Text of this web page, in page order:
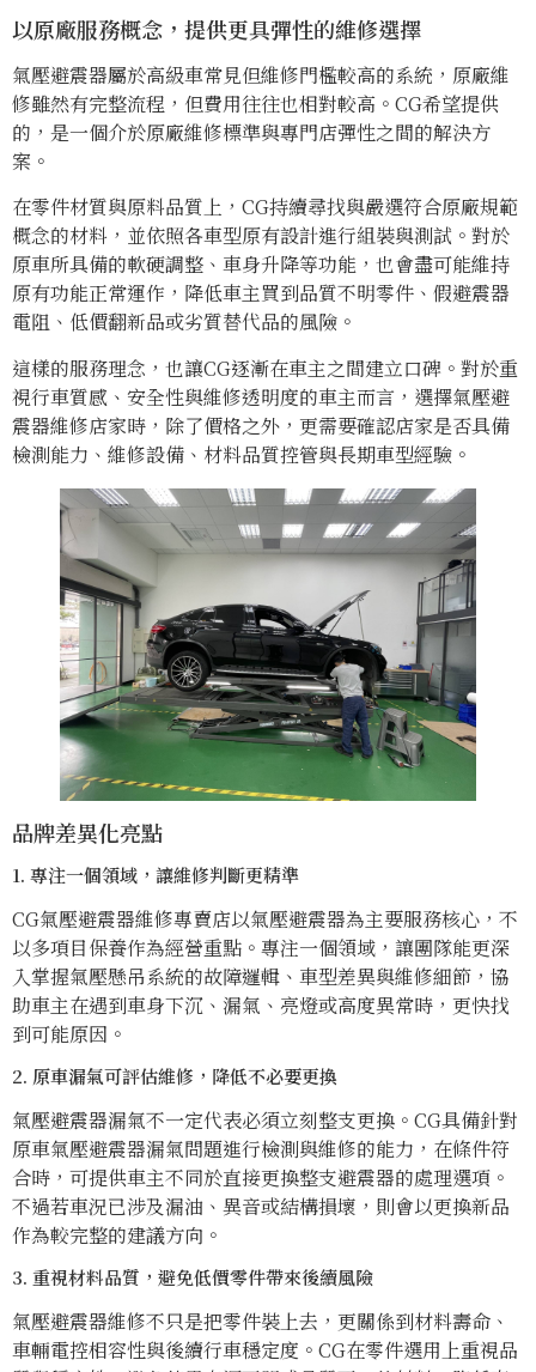
以原廠服務概念，提供更具彈性的維修選擇
氣壓避震器屬於高級車常見但維修門檻較高的系統，原廠維
修雖然有完整流程，但費用往往也相對較高。CG希望提供
的，是一個介於原廠維修標準與專門店彈性之間的解決方
案。
在零件材質與原料品質上，CG持續尋找與嚴選符合原廠規範
概念的材料，並依照各車型原有設計進行組裝與測試。對於
原車所具備的軟硬調整、車身升降等功能，也會盡可能維持
原有功能正常運作，降低車主買到品質不明零件、假避震器
電阻、低價翻新品或劣質替代品的風險。
這樣的服務理念，也讓CG逐漸在車主之間建立口碑。對於重
視行車質感、安全性與維修透明度的車主而言，選擇氣壓避
震器維修店家時，除了價格之外，更需要確認店家是否具備
檢測能力、維修設備、材料品質控管與長期車型經驗。
品牌差異化亮點
1. 專注一個領域，讓維修判斷更精準
CG氣壓避震器維修專賣店以氣壓避震器為主要服務核心，不
以多項目保養作為經營重點。專注一個領域，讓團隊能更深
入掌握氣壓懸吊系統的故障邏輯、車型差異與維修細節，協
助車主在遇到車身下沉、漏氣、亮燈或高度異常時，更快找
到可能原因。
2. 原車漏氣可評估維修，降低不必要更換
氣壓避震器漏氣不一定代表必須立刻整支更換。CG具備針對
原車氣壓避震器漏氣問題進行檢測與維修的能力，在條件符
合時，可提供車主不同於直接更換整支避震器的處理選項。
不過若車況已涉及漏油、異音或結構損壞，則會以更換新品
作為較完整的建議方向。
3. 重視材料品質，避免低價零件帶來後續風險
氣壓避震器維修不只是把零件裝上去，更關係到材料壽命、
車輛電控相容性與後續行車穩定度。CG在零件選用上重視品